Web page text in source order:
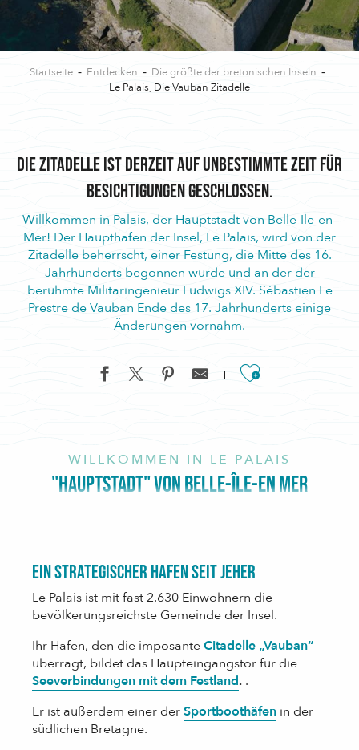
Startseite Entdecken
Die größte der bretonischen Inseln
Le Palais, Die Vauban Zitadelle
Die Zitadelle ist derzeit auf unbestimmte Zeit für
Besichtigungen geschlossen.
Willkommen in Palais, der Hauptstadt von Belle-Ile-en-
Mer! Der Haupthafen der Insel, Le Palais, wird von der
Zitadelle beherrscht, einer Festung, die Mitte des 16.
Jahrhunderts begonnen wurde und an der der
berühmte Militäringenieur Ludwigs XIV. Sébastien Le
Prestre de Vauban Ende des 17. Jahrhunderts einige
Änderungen vornahm.
Ajouter aux
WILLKOMMEN IN LE PALAIS
"HAUPTSTADT" VON BELLE-ÎLE-EN MER
Ein strategischer Hafen seit jeher
Le Palais ist mit fast 2.630 Einwohnern die
bevölkerungsreichste Gemeinde der Insel.
Ihr Hafen, den die imposanteCitadelle „Vauban“
überragt, bildet das Haupteingangstor für die
Seeverbindungen mit dem Festland. .
Er ist außerdem einer derSportboothäfen in der
südlichen Bretagne.